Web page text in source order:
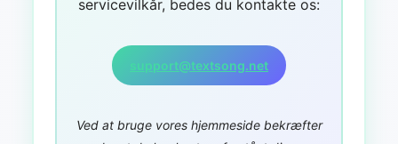
servicevilkår, bedes du kontakte os:
support@textsong.net
Ved at bruge vores hjemmeside bekræfter